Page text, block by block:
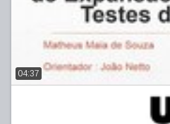
04:37